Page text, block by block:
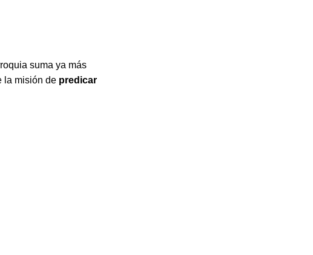
suma ya más
la misión de predicar